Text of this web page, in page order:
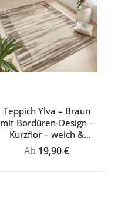
Teppich Ylva – Braun
mit Bordüren-Design –
Kurzflor – weich &
klassisch für
Wohnzimmer & Flur
Regulärer Preis:
Ab 19,90 €